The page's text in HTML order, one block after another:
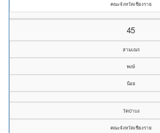
คณะจังหวัดเชียงราย
45
สามเณร
พงษ์
น้อย
วัดป่าบง
คณะจังหวัดเชียงราย